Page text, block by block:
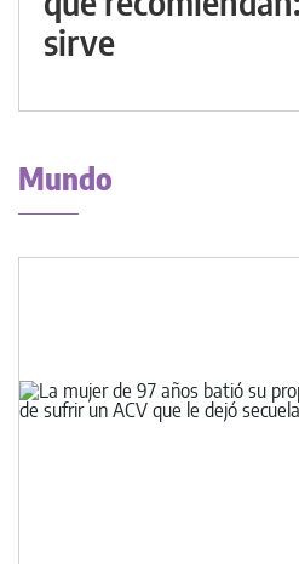
sirve
Mundo